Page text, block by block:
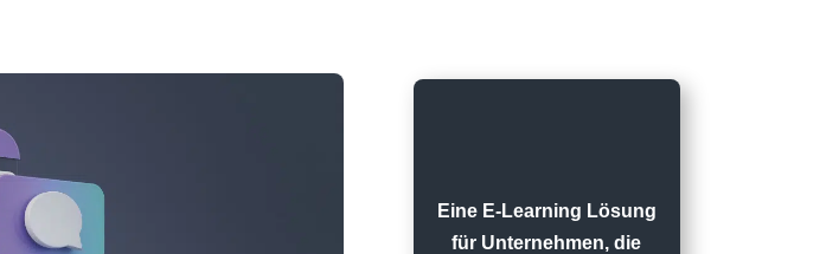
Eine E-Learning Lösung
für Unternehmen, die